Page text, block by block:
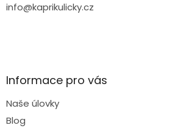
info@kaprikulicky.cz
Informace pro vás
Naše úlovky
Blog